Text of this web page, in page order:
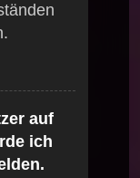
auf
ich